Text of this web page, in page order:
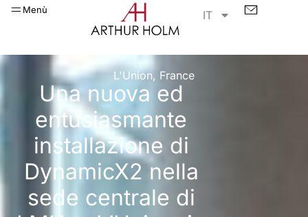
Menù IT
L'Union, France
Una nuova ed
entusiasmante
installazione di
DynamicX2 nella
sede centrale di